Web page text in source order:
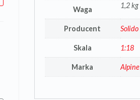
Waga 1,2 kg
Producent Solido
Skala 1:18
Marka Alpine